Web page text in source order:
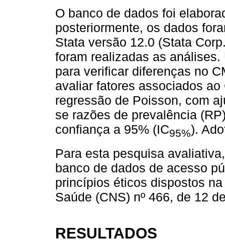
O banco de dados foi
posteriormente, os dados
Stata versão 12.0 (Stata
foram realizadas as
para verificar diferenças no
avaliar fatores associados
regressão de Poisson, com
se razões de prevalência
confiança a 95% (IC95%).
Para esta pesquisa
banco de dados de acesso
princípios éticos dispostos
Saúde (CNS) nº 466, de 12
RESULTADOS